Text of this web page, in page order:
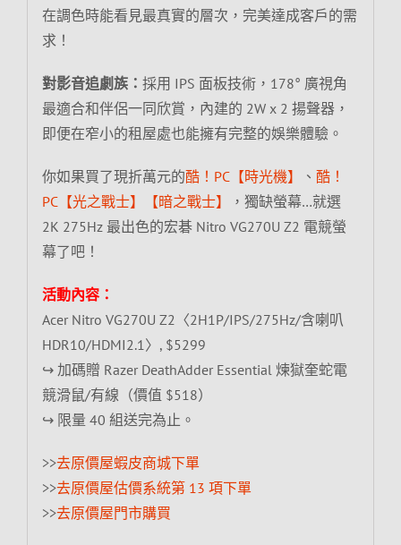
在調色時能看見最真實的層次，完美達成客戶的需
求！
對影音追劇族： 採用 IPS 面板技術，178° 廣視角
最適合和伴侶一同欣賞，內建的 2W x 2 揚聲器，
即便在窄小的租屋處也能擁有完整的娛樂體驗。
你如果買了現折萬元的酷！PC【時光機】 、 酷！
PC【光之戰士】【暗之戰士】
，獨缺螢幕…就選
2K 275Hz 最出色的宏碁 Nitro VG270U Z2 電競螢
幕了吧！
活動內容：
Acer Nitro VG270U Z2〈2H1P/IPS/275Hz/含喇叭
HDR10/HDMI2.1〉, $5299
↪ 加碼贈 Razer DeathAdder Essential 煉獄奎蛇電
競滑鼠/有線（價值 $518）
↪ 限量 40 組送完為止。
>>去原價屋蝦皮商城下單
>>去原價屋估價系統第 13 項下單
>>去原價屋門市購買